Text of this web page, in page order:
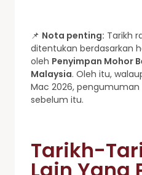
📌 Nota penting: Tarikh
ditentukan berdasarkan
oleh Penyimpan Mohor
Malaysia. Oleh itu,
Mac 2026,
sebelum itu.
Tarikh-